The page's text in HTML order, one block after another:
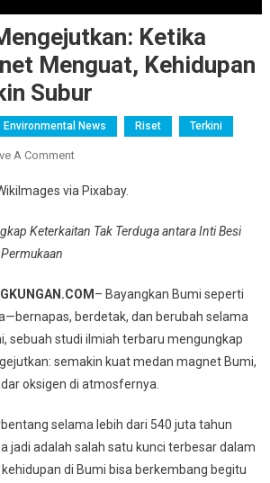
Ketika
Menguat, Kehidupan
Subur
Environmental News Riset Terkini
A CommentOn
Mengejutkan:
Medan
Kehidupan
Di
Bumi
Makin
Subur
via Pixabay.
Keterkaitan Tak Terduga antara Inti Besi
– Bayangkan Bumi seperti
berdetak, dan berubah selama
sebuah studi ilmiah terbaru mengungkap
semakin kuat medan magnet Bumi,
oksigen di atmosfernya.
selama lebih dari 540 juta tahun
jadi adalah salah satu kunci terbesar dalam
di Bumi bisa berkembang begitu